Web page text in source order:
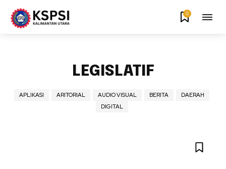
0
LEGISLATIF
APLIKASI ARITORIAL AUDIO VISUAL BERITA
DAERAH
DIGITAL